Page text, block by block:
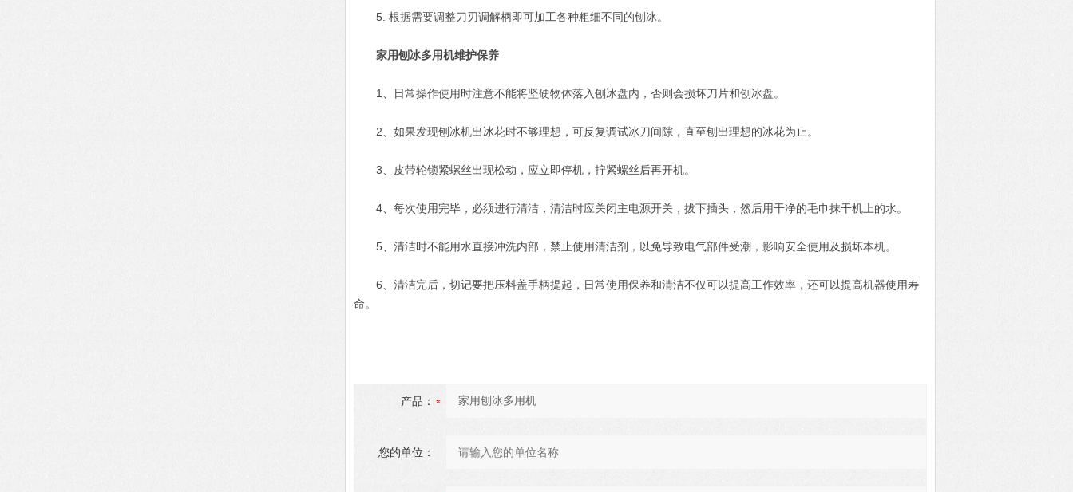
5. 根据需要调整刀刃调解柄即可加工各种粗细不同的刨冰。
家用刨冰多用机维护保养
1、日常操作使用时注意不能将坚硬物体落入刨冰盘内，否则会损坏刀片和刨冰盘。
2、如果发现刨冰机出冰花时不够理想，可反复调试冰刀间隙，直至刨出理想的冰花为止。
3、皮带轮锁紧螺丝出现松动，应立即停机，拧紧螺丝后再开机。
4、每次使用完毕，必须进行清洁，清洁时应关闭主电源开关，拔下插头，然后用干净的毛巾抹干机上的水。
5、清洁时不能用水直接冲洗内部，禁止使用清洁剂，以免导致电气部件受潮，影响安全使用及损坏本机。
6、清洁完后，切记要把压料盖手柄提起，日常使用保养和清洁不仅可以提高工作效率，还可以提高机器使用寿
命。
产品：
您的单位：